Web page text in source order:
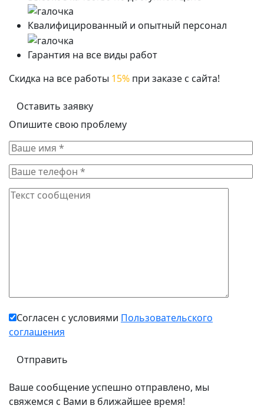
Квалифицированный и опытный персонал
Гарантия на все виды работ
Скидка на все работы 15% при заказе с сайта!
Оставить заявку
Опишите свою проблему
Согласен с условиями Пользовательского
соглашения
Ваше сообщение успешно отправлено, мы
свяжемся с Вами в ближайшее время!